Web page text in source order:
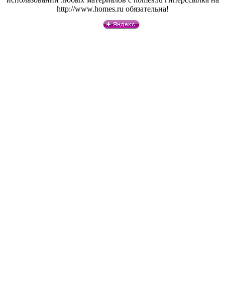
http://www.homes.ru обязательна!